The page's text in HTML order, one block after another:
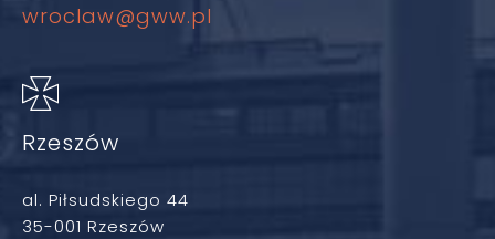
wroclaw@gww.pl
Rzeszów
al. Piłsudskiego 44
35-001 Rzeszów